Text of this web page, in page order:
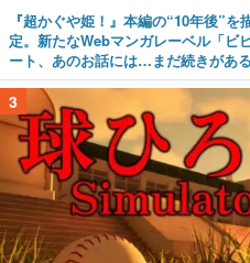
『超かぐや姫！』本編の“10年後”
定。新たなWebマンガレーベル「ビ
ート、あのお話には…まだ続きがあ
3